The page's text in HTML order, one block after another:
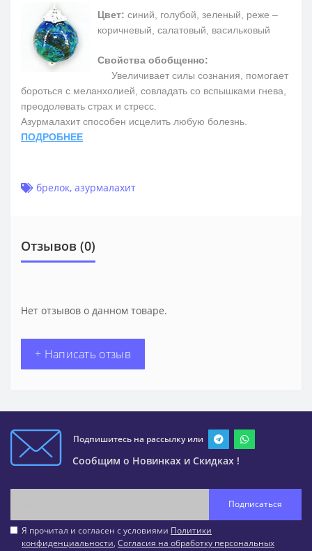
Цвет: синий, голубой, зеленый, реже –
коричневый, салатовый, васильковый
Свойства обобщенно:
Увеличивает силы сознания, помогает
бороться с меланхолией, совладать со вспышками гнева,
преодолевать страх и стресс.
Азурмалахит способен исцелить любую болезнь.
ПОДРОБНЕЕ
брелок, азурмалахит
Отзывов (0)
Нет отзывов о данном товаре.
+ Написать отзыв
Подпишитесь на рассылку или
Сообщим о Новинках и Скидках !
Подписаться
Я прочитал и согласен с условиями Политики
конфиденциальности, Согласия на обработку персональных